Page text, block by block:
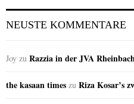
NEUSTE KOMMENTARE
Joy zu Razzia in der JVA
the kasaan times zu Riza Kosar’s